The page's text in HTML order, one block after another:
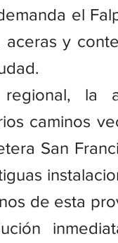
el
y
la
caminos
San
de esta